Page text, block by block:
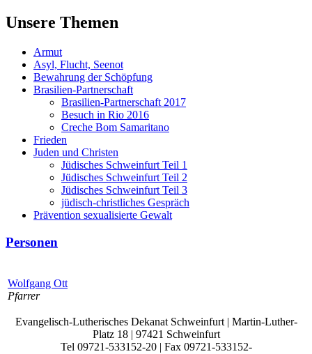
Unsere Themen
Armut
Asyl, Flucht, Seenot
Bewahrung der Schöpfung
Brasilien-Partnerschaft
Brasilien-Partnerschaft 2017
Besuch in Rio 2016
Creche Bom Samaritano
Frieden
Juden und Christen
Jüdisches Schweinfurt Teil 1
Jüdisches Schweinfurt Teil 2
Jüdisches Schweinfurt Teil 3
jüdisch-christliches Gespräch
Prävention sexualisierte Gewalt
Personen
Wolfgang Ott
Pfarrer
Evangelisch-Lutherisches Dekanat Schweinfurt | Martin-Luther-
Platz 18 | 97421 Schweinfurt
Tel 09721-533152-20 | Fax 09721-533152-